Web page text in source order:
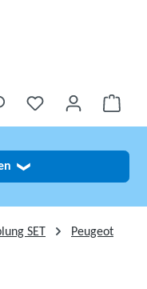
❯
SET
Peugeot